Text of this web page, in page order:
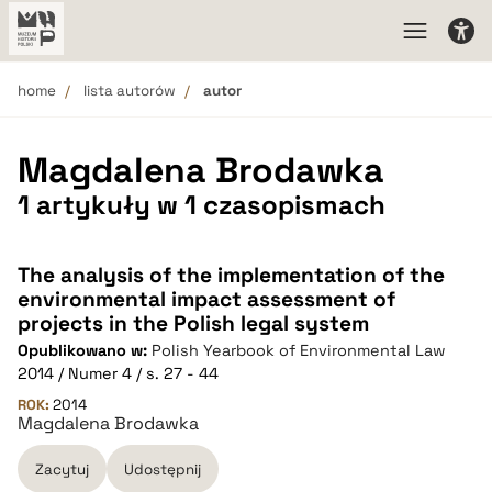
home lista autorów autor
Magdalena Brodawka
1 artykuły w 1 czasopismach
The analysis of the implementation of the
environmental impact assessment of
projects in the Polish legal system
Opublikowano w: Polish Yearbook of Environmental Law
2014 / Numer 4 / s. 27 - 44
ROK: 2014
Magdalena Brodawka
Zacytuj Udostępnij